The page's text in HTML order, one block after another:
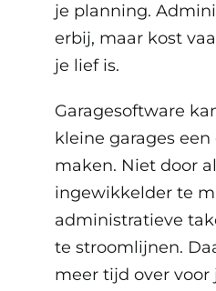
je planning.
erbij, maar kost
je lief is.
Garagesoftware
kleine garages
maken. Niet door
ingewikkelder te
administratieve
te stroomlijnen.
meer tijd over voor